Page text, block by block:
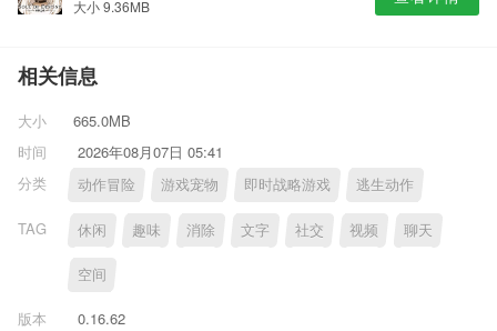
大小 9.36MB
相关信息
大小
665.0MB
时间
2026年08月07日 05:41
分类
动作冒险 游戏宠物 即时战略游戏 逃生动作
TAG 休闲 趣味 消除 文字 社交 视频 聊天
空间
版本
0.16.62